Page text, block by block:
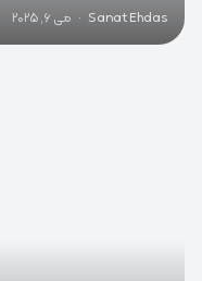
Sanat Ehdas
· می 6, 2025